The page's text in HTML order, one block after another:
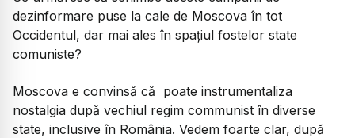
dezinformare puse la cale de Moscova în tot
Occidentul, dar mai ales în spațiul fostelor state
comuniste?
Moscova e convinsă că poate instrumentaliza
nostalgia după vechiul regim communist în diverse
state, inclusive în România. Vedem foarte clar, după